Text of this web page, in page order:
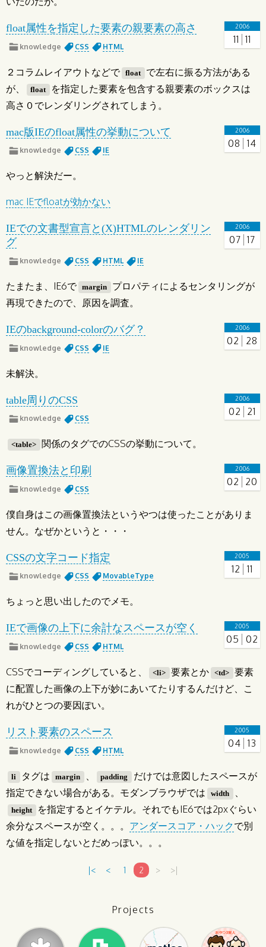
2006
11 11
float属性を指定した要素の親要素の高さ
knowledge CSS HTML
２コラムレイアウトなどで float
で左右に振る方法がある
が、
float
を指定した要素を包含する親要素のボックスは
高さ０でレンダリングされてしまう。
2006
08 14
mac版IEのfloat属性の挙動について
knowledge CSS IE
やっと解決だー。
mac IEでfloatが効かない
2006
07 17
IEでの文書型宣言と(X)HTMLのレンダリン
グ
knowledge CSS HTML IE
たまたま、IE6で margin
プロパティによるセンタリングが
再現できたので、原因を調査。
2006
02 28
IEのbackground-colorのバグ？
knowledge CSS IE
未解決。
2006
02 21
table周りのCSS
knowledge CSS
<table> 関係のタグでのCSSの挙動について。
2006
02 20
画像置換法と印刷
knowledge CSS
僕自身はこの画像置換法というやつは使ったことがありま
せん。なぜかというと・・・
2005
12 11
CSSの文字コード指定
knowledge CSS MovableType
ちょっと思い出したのでメモ。
2005
05 02
IEで画像の上下に余計なスペースが空く
knowledge CSS HTML
CSSでコーディングしていると、 <li> 要素とか <td>
要素
に配置した画像の上下が妙にあいてたりするんだけど、こ
れがひとつの要因ぽい。
2005
04 13
リスト要素のスペース
knowledge CSS HTML
li タグは margin padding
だけでは意図したスペースが
指定できない場合がある。モダンブラウザでは
width
height
を指定するとイケテル。それでもIE6では2pxぐらい
余分なスペースが空く。。。 アンダースコア・ハックで別
な値を指定しないとだめっぽい。。。
|< < 1 2 > >|
Projects